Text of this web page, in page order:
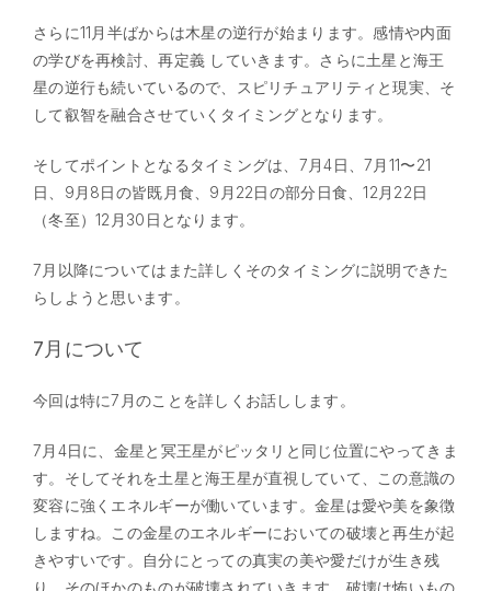
さらに11月半ばからは木星の逆行が始まります。感情や内面
の学びを再検討、再定義 していきます。さらに土星と海王
星の逆行も続いているので、スピリチュアリティと現実、そ
して叡智を融合させていくタイミングとなります。
そしてポイントとなるタイミングは、7月4日、7月11〜21
日、9月8日の皆既月食、9月22日の部分日食、12月22日
（冬至）12月30日となります。
7月以降についてはまた詳しくそのタイミングに説明できた
らしようと思います。
7月について
今回は特に7月のことを詳しくお話しします。
7月4日に、金星と冥王星がピッタリと同じ位置にやってきま
す。そしてそれを土星と海王星が直視していて、この意識の
変容に強くエネルギーが働いています。金星は愛や美を象徴
しますね。この金星のエネルギーにおいての破壊と再生が起
きやすいです。自分にとっての真実の美や愛だけが生き残